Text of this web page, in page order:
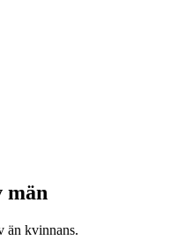
män
än kvinnans.